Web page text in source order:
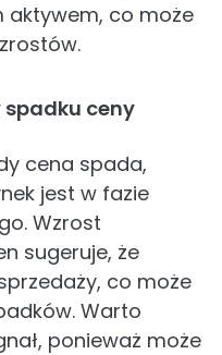
aktywem, co może
spadku ceny
cena spada,
jest w fazie
Wzrost
sugeruje, że
co może
Warto
ponieważ może